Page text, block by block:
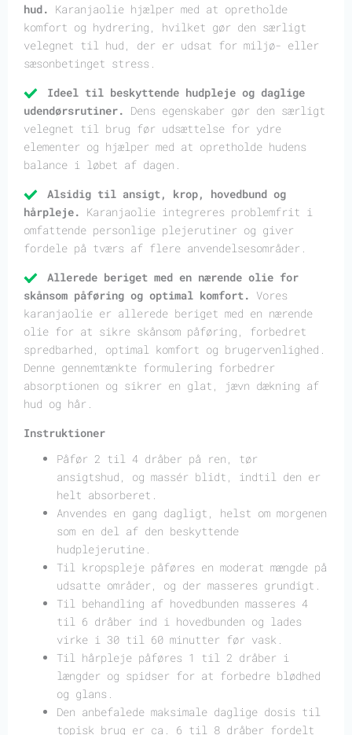
hud. Karanjaolie hjælper med at opretholde
komfort og hydrering, hvilket gør den særligt
velegnet til hud, der er udsat for miljø- eller
sæsonbetinget stress.
Ideel til beskyttende hudpleje og daglige
udendørsrutiner. Dens egenskaber gør den særligt
velegnet til brug før udsættelse for ydre
elementer og hjælper med at opretholde hudens
balance i løbet af dagen.
Alsidig til ansigt, krop, hovedbund og
hårpleje. Karanjaolie integreres problemfrit i
omfattende personlige plejerutiner og giver
fordele på tværs af flere anvendelsesområder.
Allerede beriget med en nærende olie for
skånsom påføring og optimal komfort. Vores
karanjaolie er allerede beriget med en nærende
olie for at sikre skånsom påføring, forbedret
spredbarhed, optimal komfort og brugervenlighed.
Denne gennemtænkte formulering forbedrer
absorptionen og sikrer en glat, jævn dækning af
hud og hår.
Instruktioner
Påfør 2 til 4 dråber på ren, tør
ansigtshud, og massér blidt, indtil den er
helt absorberet.
Anvendes en gang dagligt, helst om morgenen
som en del af den beskyttende
hudplejerutine.
Til kropspleje påføres en moderat mængde på
udsatte områder, og der masseres grundigt.
Til behandling af hovedbunden masseres 4
til 6 dråber ind i hovedbunden og lades
virke i 30 til 60 minutter før vask.
Til hårpleje påføres 1 til 2 dråber i
længder og spidser for at forbedre blødhed
og glans.
Den anbefalede maksimale daglige dosis til
topisk brug er ca. 6 til 8 dråber fordelt